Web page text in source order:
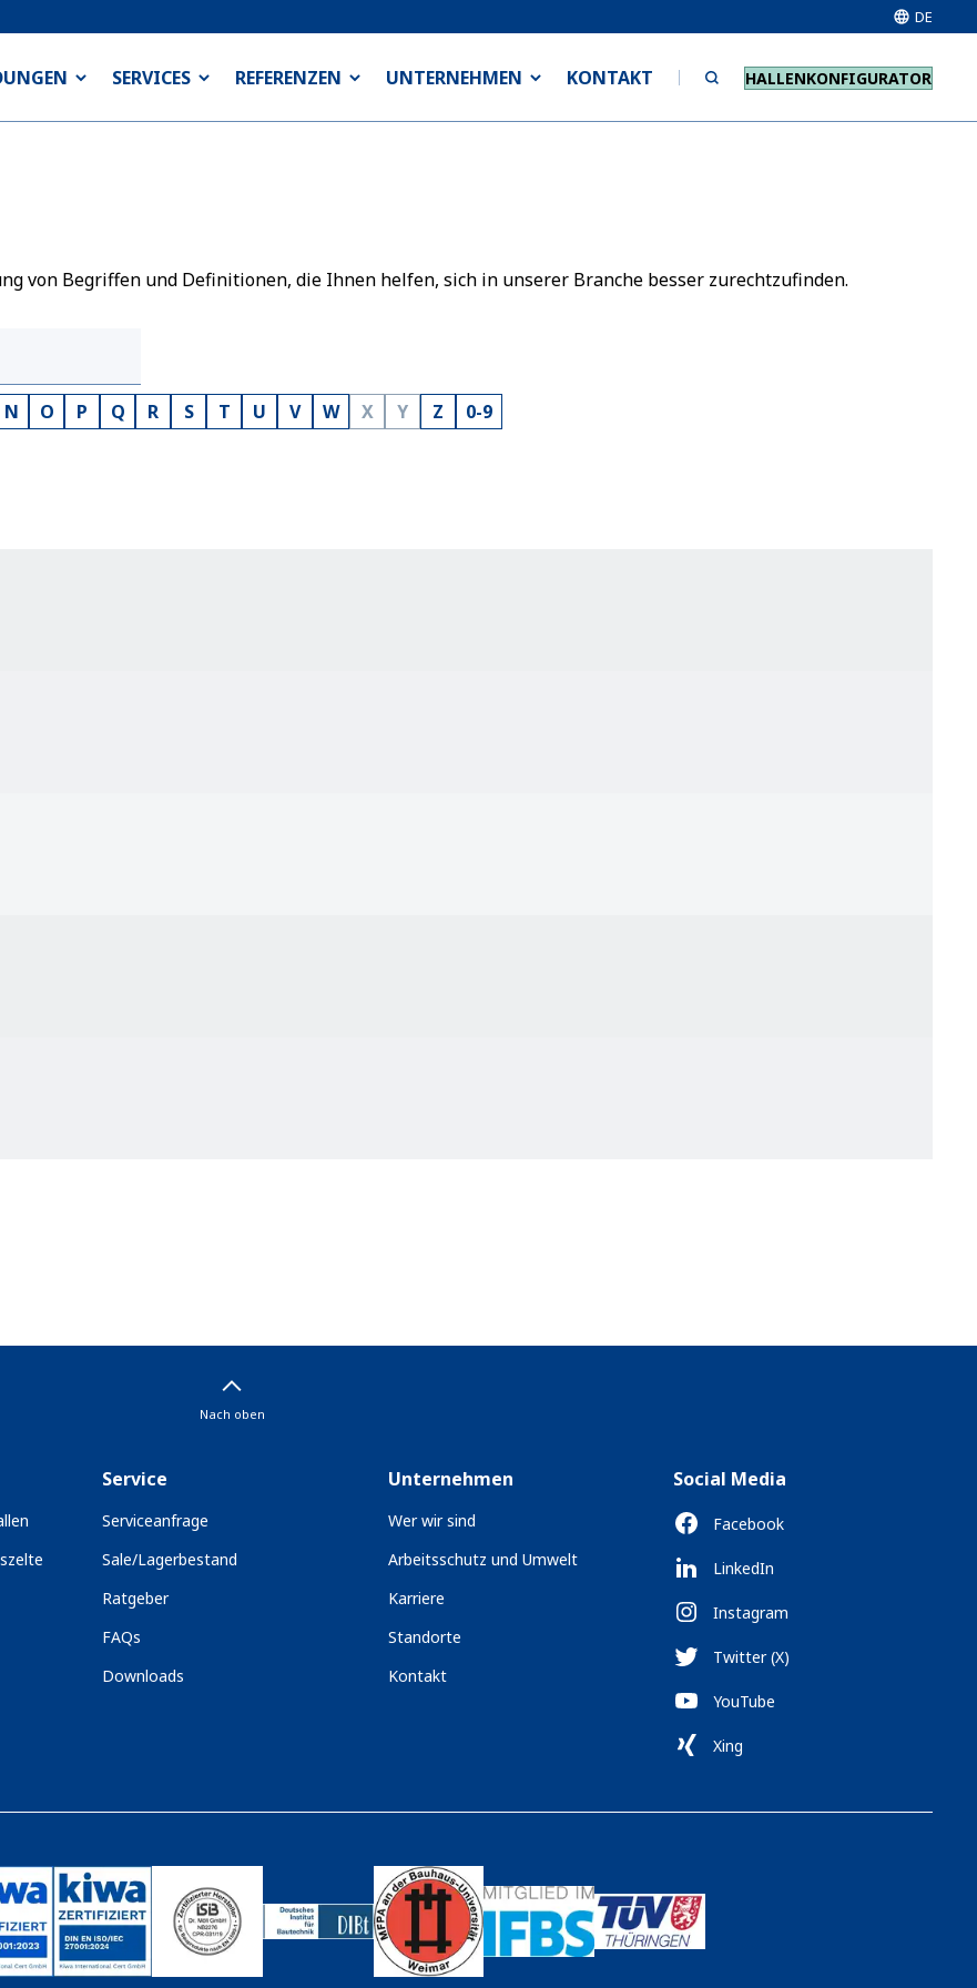
DE
SERVICES REFERENZEN UNTERNEHMEN KONTAKT HALLENKONFIGURATOR
von Begriffen und Definitionen, die Ihnen helfen, sich in unserer Branche besser zurechtzufinden.
N O P Q R S T U V W X Y Z 0-9
Nach oben
Service
Serviceanfrage
Sale/Lagerbestand
Ratgeber
FAQs
Downloads
Unternehmen
Wer wir sind
Arbeitsschutz und Umwelt
Karriere
Standorte
Kontakt
Social Media
Facebook
LinkedIn
Instagram
Twitter (X)
YouTube
Xing